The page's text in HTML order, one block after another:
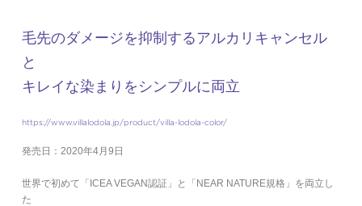
毛先のダメージを抑制するアルカリキャンセル
と
キレイな染まりをシンプルに両立
https://www.villalodola.jp/product/villa-lodola-color/
発売日：2020年4月9日
世界で初めて「ICEA VEGAN認証」と「NEAR NATURE規格」を両立し
た